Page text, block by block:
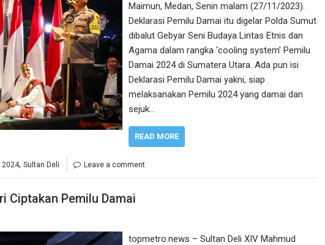
Maimun, Medan, Senin malam (27/11/2023).
Deklarasi Pemilu Damai itu digelar Polda Sumut
dibalut Gebyar Seni Budaya Lintas Etnis dan
Agama dalam rangka ‘cooling system’ Pemilu
Damai 2024 di Sumatera Utara. Ada pun isi
Deklarasi Pemilu Damai yakni, siap
melaksanakan Pemilu 2024 yang damai dan
sejuk…
READ MORE
2024, Sultan Deli Leave a comment
Ciptakan Pemilu Damai
topmetro.news – Sultan Deli XIV Mahmud